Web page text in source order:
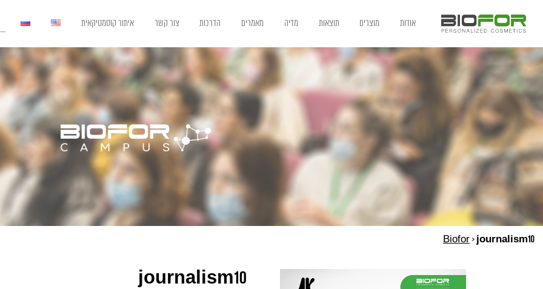
אודות מוצרים תוצאות מדיה מאמרים הדרכות צור קשר איתור קוסמטיקאית
Biofor > journalism10
journalism10